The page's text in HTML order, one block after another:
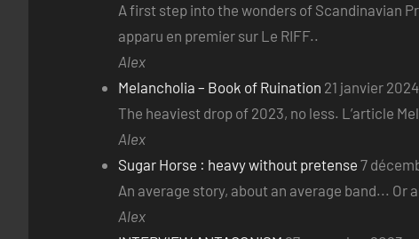
A first step into the wonders of Scandinavian
apparu en premier sur Le RIFF..
Alex
Melancholia – Book of Ruination 21 janvier 2024
The heaviest drop of 2023, no less. L’article
Alex
Sugar Horse : heavy without pretense 7
An average story, about an average band... Or
Alex